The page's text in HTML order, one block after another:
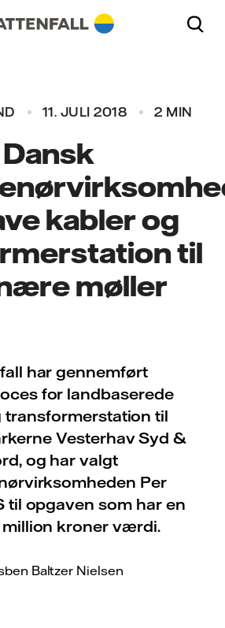
11. JULI 2018 2 MIN
Dansk
kabler og
til
møller
har gennemført
for landbaserede
transformerstation til
Vesterhav Syd &
og har valgt
Per
til opgaven som har en
kroner værdi.
Baltzer Nielsen